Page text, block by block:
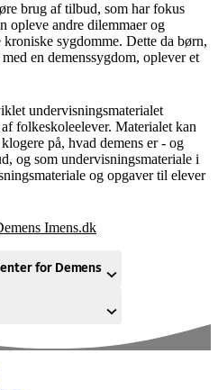
brug af tilbud, som har fokus
opleve andre dilemmaer og
sygdomme. Dette da børn,
en demenssygdom, oplever et
undervisningsmaterialet
folkeskoleelever. Materialet kan
på, hvad demens er - og
og som undervisningsmateriale i
og opgaver til elever
Imens.dk
for Demens